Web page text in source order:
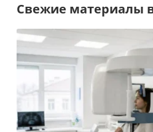
Свежие материалы